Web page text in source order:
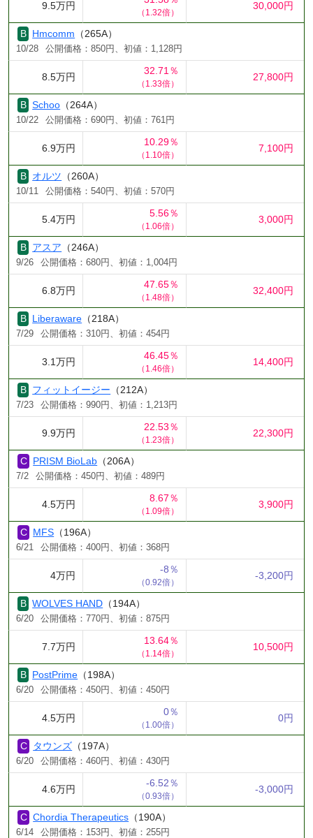
9.5万円
（1.32倍）
30,000円
Hmcomm （265A）
10/28 公開価格：850円、初値：1,128円
8.5万円
32.71％
（1.33倍）
27,800円
Schoo （264A）
10/22 公開価格：690円、初値：761円
6.9万円
10.29％
（1.10倍）
7,100円
オルツ （260A）
10/11 公開価格：540円、初値：570円
5.4万円
5.56％
（1.06倍）
3,000円
アスア （246A）
9/26 公開価格：680円、初値：1,004円
6.8万円
47.65％
（1.48倍）
32,400円
Liberaware （218A）
7/29 公開価格：310円、初値：454円
3.1万円
46.45％
（1.46倍）
14,400円
フィットイージー （212A）
7/23 公開価格：990円、初値：1,213円
9.9万円
22.53％
（1.23倍）
22,300円
PRISM BioLab （206A）
7/2 公開価格：450円、初値：489円
4.5万円
8.67％
（1.09倍）
3,900円
MFS （196A）
6/21 公開価格：400円、初値：368円
4万円
-8％
（0.92倍）
-3,200円
WOLVES HAND （194A）
6/20 公開価格：770円、初値：875円
7.7万円
13.64％
（1.14倍）
10,500円
PostPrime （198A）
6/20 公開価格：450円、初値：450円
4.5万円
0％
（1.00倍）
0円
タウンズ （197A）
6/20 公開価格：460円、初値：430円
4.6万円
-6.52％
（0.93倍）
-3,000円
Chordia Therapeutics （190A）
6/14 公開価格：153円、初値：255円